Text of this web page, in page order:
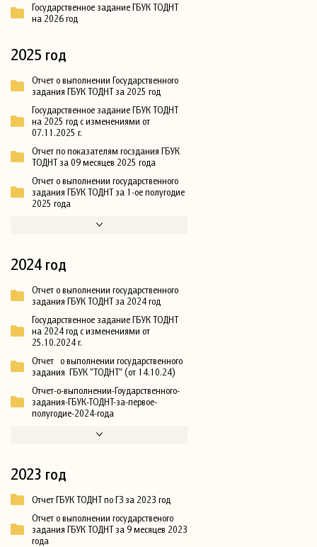
Государственное задание ГБУК ТОДНТ
на 2026 год
2025 год
Отчет о выполнении Государственного
задания ГБУК ТОДНТ за 2025 год
Государственное задание ГБУК ТОДНТ
на 2025 год с изменениями от
07.11.2025 г.
Отчет по показателям госздания ГБУК
ТОДНТ за 09 месяцев 2025 года
Отчет о выполнении государственного
задания ГБУК ТОДНТ за 1-ое полугодие
2025 года
2024 год
Отчет о выполнении государственного
задания ГБУК ТОДНТ за 2024 год
Государственное задание ГБУК ТОДНТ
на 2024 год с изменениями от
25.10.2024 г.
Отчет о выполнении государственного
задания ГБУК "ТОДНТ" (от 14.10.24)
Отчет-о-выполнении-Гоударственного-
задания-ГБУК-ТОДНТ-за-первое-
полугодие-2024-года
2023 год
Отчет ГБУК ТОДНТ по ГЗ за 2023 год
Отчет о выполнении государственого
задания ГБУК ТОДНТ за 9 месяцев 2023
года